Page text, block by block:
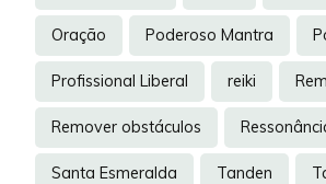
Oração Poderoso Mantra
Profissional Liberal reiki
Remover obstáculos
Santa Esmeralda Tanden